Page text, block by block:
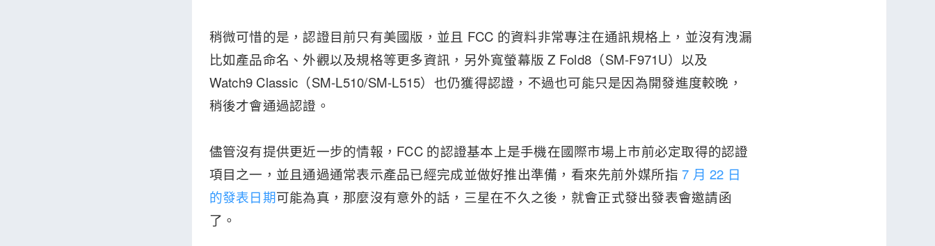
稍微可惜的是，認證目前只有美國版，並且 FCC 的資料非常專注在通訊規格上，並沒有洩漏
比如產品命名、外觀以及規格等更多資訊，另外寬螢幕版 Z Fold8（SM-F971U）以及
Watch9 Classic（SM-L510/SM-L515）也仍獲得認證，不過也可能只是因為開發進度較晚，
稍後才會通過認證。
儘管沒有提供更近一步的情報，FCC 的認證基本上是手機在國際市場上市前必定取得的認證
項目之一，並且通過通常表示產品已經完成並做好推出準備，看來先前外媒所指 7 月 22 日
的發表日期可能為真，那麼沒有意外的話，三星在不久之後，就會正式發出發表會邀請函
了。